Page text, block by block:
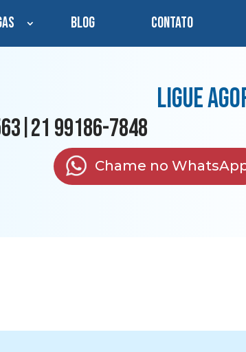
Blog Contato
Ligue
21 99186-7848
Chame no